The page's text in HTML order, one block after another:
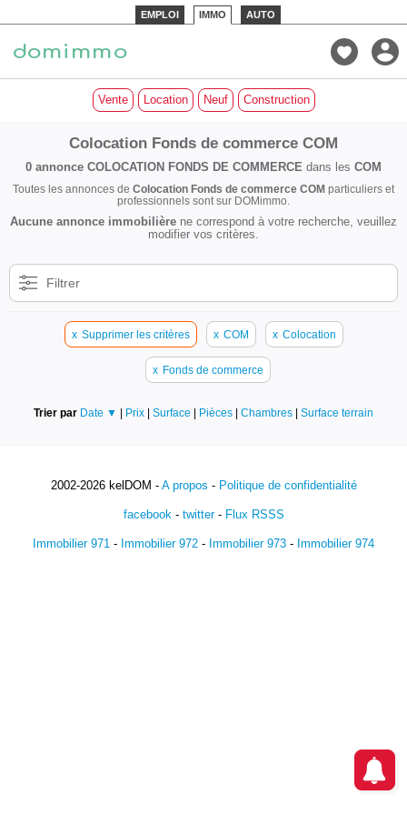
EMPLOI IMMO AUTO
Vente Location Neuf Construction
Colocation Fonds de commerce COM
0 annonce COLOCATION FONDS DE COMMERCE dans les COM
Toutes les annonces de Colocation Fonds de commerce COM particuliers et
professionnels sont sur DOMimmo.
Aucune annonce immobilière ne correspond à votre recherche, veuillez
modifier vos critères.
Filtrer
x Supprimer les critères x COM x Colocation
x Fonds de commerce
Trier par Date ▼ | Prix | Surface | Pièces | Chambres | Surface terrain
2002-2026 kelDOM - A propos - Politique de confidentialité
facebook- twitter- Flux RSSS
Immobilier 971 - Immobilier 972 - Immobilier 973 - Immobilier 974